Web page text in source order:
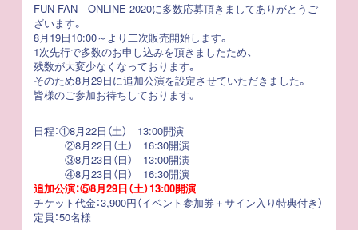
FUN FAN ONLINE 2020に多数応募頂きましてありがとうご
ざいます。
8月19日10:00～より二次販売開始します。
1次先行で多数のお申し込みを頂きましたため、
残数が大変少なくなっております。
そのため8月29日に追加公演を設定させていただきました。
皆様のご参加お待ちしております。
日程：①8月22日（土） 13:00開演
②8月22日（土） 16:30開演
③8月23日（日） 13:00開演
④8月23日（日） 16:30開演
追加公演：⑤8月29日（土）13:00開演
チケット代金：3,900円（イベント参加券＋サイン入り特典付き）
定員：50名様